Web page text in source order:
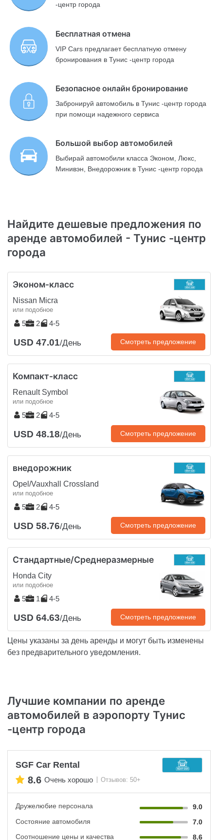
-центр города
Бесплатная отмена
VIP Cars предлагает бесплатную отмену
бронирования в Тунис -центр города
Безопасное онлайн бронирование
Забронируй автомобиль в Тунис -центр города
при помощи надежного сервиса
Большой выбор автомобилей
Выбирай автомобили класса Эконом, Люкс,
Минивэн, Внедорожник в Тунис -центр города
Найдите дешевые предложения по
аренде автомобилей - Тунис -центр
города
Эконом-класс
Nissan Micra
или подобное
5 2 4-5
USD 47.01/День Смотреть предложение
Компакт-класс
Renault Symbol
или подобное
5 2 4-5
USD 48.18/День Смотреть предложение
внедорожник
Opel/Vauxhall Crossland
или подобное
5 2 4-5
USD 58.76/День Смотреть предложение
Стандартные/Среднеразмерные
Honda City
или подобное
5 1 4-5
USD 64.63/День Смотреть предложение
Цены указаны за день аренды и могут быть изменены
без предварительного уведомления.
Лучшие компании по аренде
автомобилей в аэропорту Тунис
-центр города
SGF Car Rental
8.6 Очень хорошо Отзывов: 50+
Дружелюбие персонала
9.0
Состояние автомобиля
7.0
Соотношение цены и качества
8.6